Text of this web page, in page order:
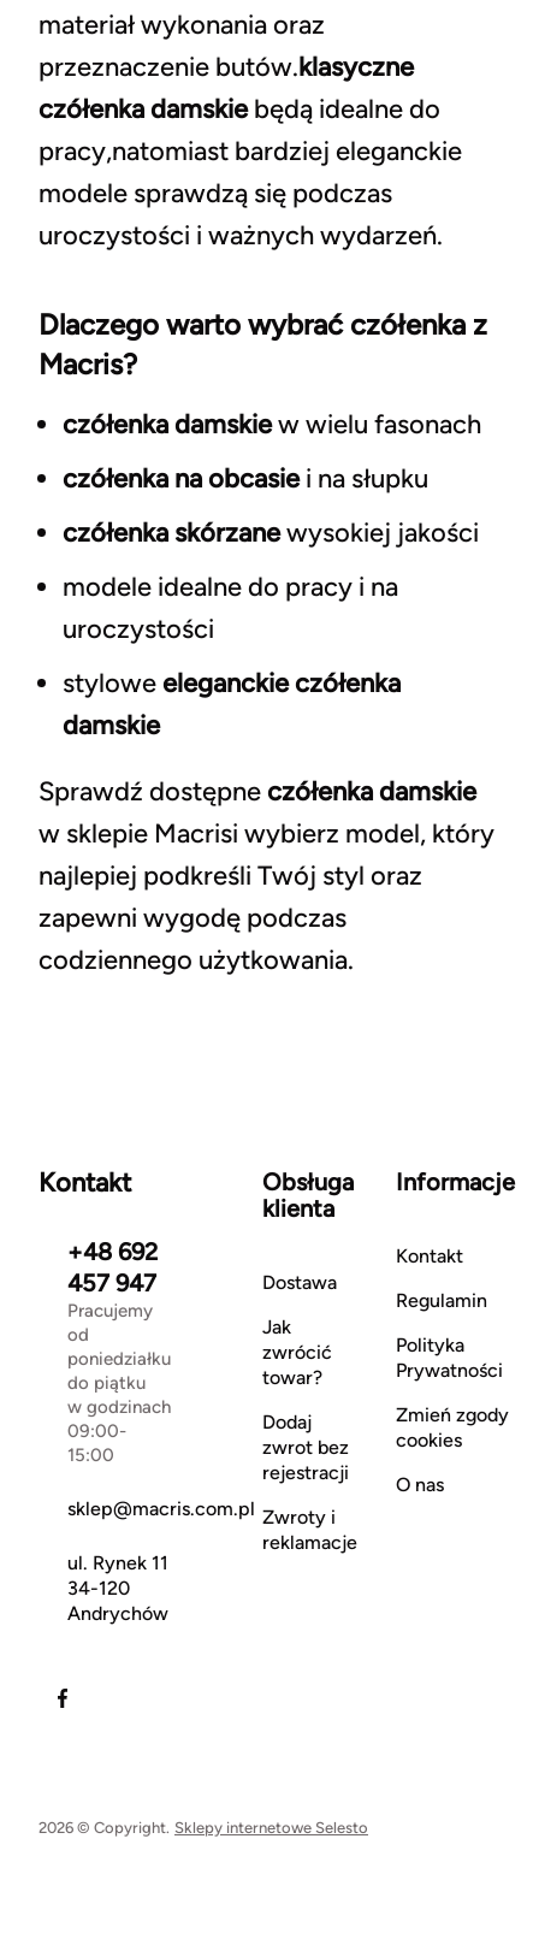
materiał wykonania oraz
przeznaczenie butów.klasyczne
czółenka damskiebędą idealne do
pracy,natomiast bardziej eleganckie
modele sprawdzą się podczas
uroczystości i ważnych wydarzeń.
Dlaczego warto wybrać czółenka z
Macris?
czółenka damskiew wielu fasonach
czółenka na obcasiei na słupku
czółenka skórzanewysokiej jakości
modele idealne do pracy i na
uroczystości
styloweeleganckie czółenka
damskie
Sprawdź dostępneczółenka damskie
w sklepie Macrisi wybierz model, który
najlepiej podkreśli Twój styl oraz
zapewni wygodę podczas
codziennego użytkowania.
Kontakt
+48 692
457 947
Pracujemy
od
poniedziałku
do piątku
w godzinach
09:00-
15:00
sklep@macris.com.pl
ul. Rynek 11
34-120
Andrychów
Obsługa
klienta
Dostawa
Jak
zwrócić
towar?
Dodaj
zwrot bez
rejestracji
Zwroty i
reklamacje
Informacje
Kontakt
Regulamin
Polityka
Prywatności
Zmień zgody
cookies
O nas
2026 © Copyright. Sklepy internetowe Selesto